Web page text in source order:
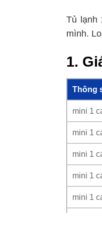
Tủ lạnh
mình.
1.
Thông
mini 1
mini 1
mini 1
mini 1
mini 1